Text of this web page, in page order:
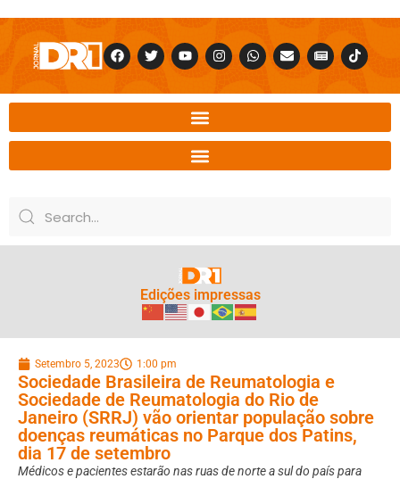
Edições impressas
Setembro 5, 2023 1:00 pm
Sociedade Brasileira de Reumatologia e
Sociedade de Reumatologia do Rio de
Janeiro (SRRJ) vão orientar população sobre
doenças reumáticas no Parque dos Patins,
dia 17 de setembro
Médicos e pacientes estarão nas ruas de norte a sul do país para